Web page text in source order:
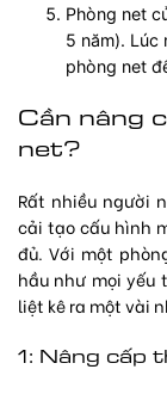
Phòng net
5 năm). Lúc
phòng net
Cần nâng
net?
Rất nhiều người
cải tạo cấu hình
đủ. Với một
hầu như mọi yếu
liệt kê ra một vài
1: Nâng cấp